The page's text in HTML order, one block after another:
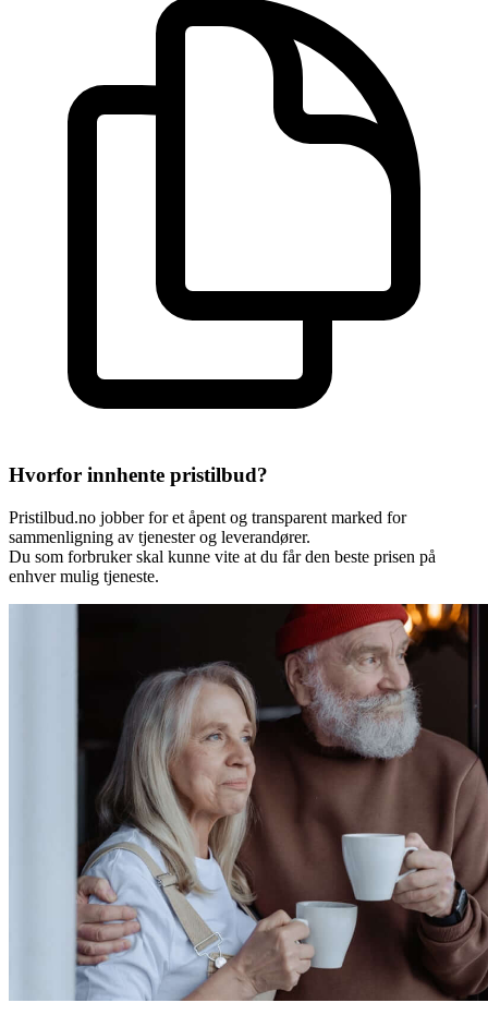
Hvorfor innhente pristilbud?
Pristilbud.no jobber for et åpent og transparent marked for
sammenligning av tjenester og leverandører.
Du som forbruker skal kunne vite at du får den beste prisen på
enhver mulig tjeneste.